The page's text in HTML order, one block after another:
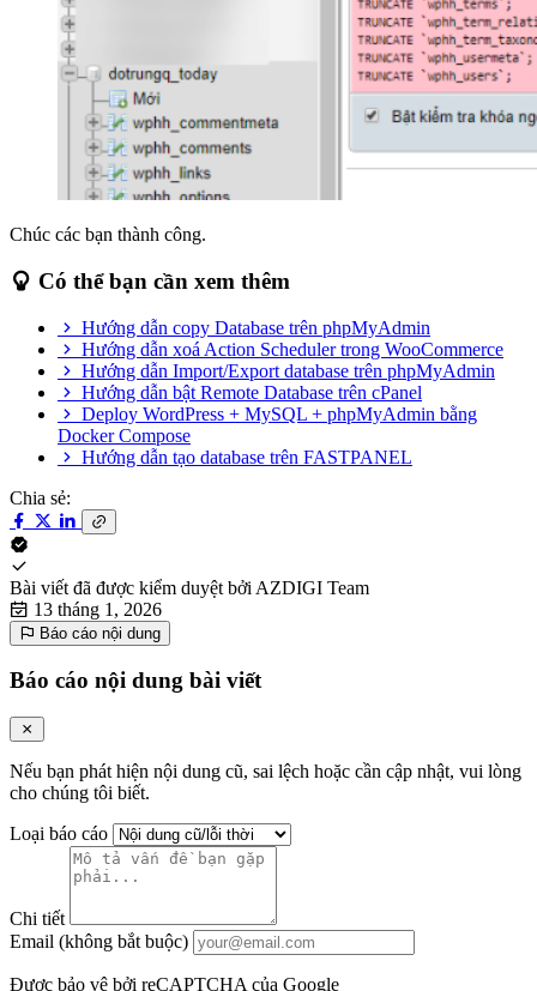
Chúc các bạn thành công.
Có thể bạn cần xem thêm
Hướng dẫn copy Database trên phpMyAdmin
Hướng dẫn xoá Action Scheduler trong WooCommerce
Hướng dẫn Import/Export database trên phpMyAdmin
Hướng dẫn bật Remote Database trên cPanel
Deploy WordPress + MySQL + phpMyAdmin bằng
Docker Compose
Hướng dẫn tạo database trên FASTPANEL
Chia sẻ:
Bài viết đã được kiểm duyệt bởi AZDIGI Team
13 tháng 1, 2026
Báo cáo nội dung
Báo cáo nội dung bài viết
Nếu bạn phát hiện nội dung cũ, sai lệch hoặc cần cập nhật, vui lòng
cho chúng tôi biết.
Loại báo cáo
Chi tiết
Email (không bắt buộc)
Được bảo vệ bởi reCAPTCHA của Google